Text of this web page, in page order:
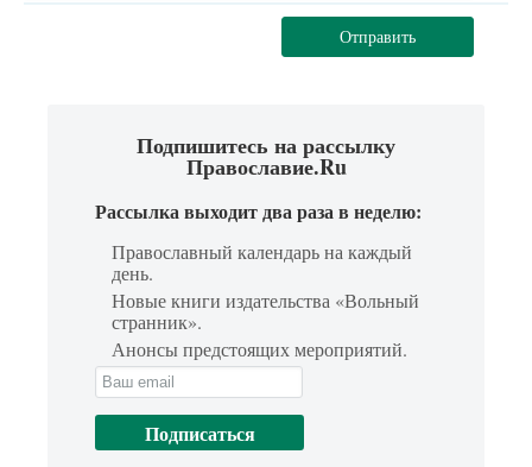
Отправить
Подпишитесь на рассылку
Православие.Ru
Рассылка выходит два раза в неделю:
Православный календарь на каждый
день.
Новые книги издательства «Вольный
странник».
Анонсы предстоящих мероприятий.